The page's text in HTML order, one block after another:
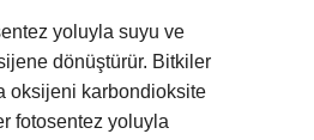
yoluyla suyu ve
dönüştürür. Bitkiler
oksijeni karbondioksite
fotosentez yoluyla